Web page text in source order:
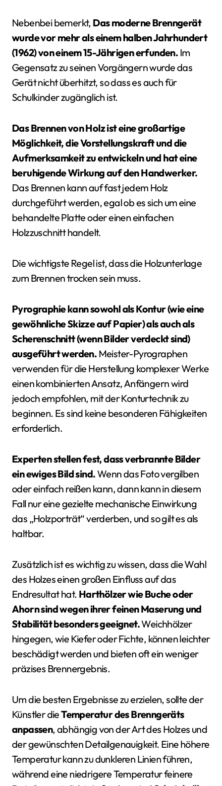
Nebenbei bemerkt, Das moderne Brenngerät
wurde vor mehr als einem halben Jahrhundert
(1962) von einem 15-Jährigen erfunden. Im
Gegensatz zu seinen Vorgängern wurde das
Gerät nicht überhitzt, so dass es auch für
Schulkinder zugänglich ist.
Das Brennen von Holz ist eine großartige
Möglichkeit, die Vorstellungskraft und die
Aufmerksamkeit zu entwickeln und hat eine
beruhigende Wirkung auf den Handwerker.
Das Brennen kann auf fast jedem Holz
durchgeführt werden, egal ob es sich um eine
behandelte Platte oder einen einfachen
Holzzuschnitt handelt.
Die wichtigste Regel ist, dass die Holzunterlage
zum Brennen trocken sein muss.
Pyrographie kann sowohl als Kontur (wie eine
gewöhnliche Skizze auf Papier) als auch als
Scherenschnitt (wenn Bilder verdeckt sind)
ausgeführt werden. Meister-Pyrographen
verwenden für die Herstellung komplexer Werke
einen kombinierten Ansatz, Anfängern wird
jedoch empfohlen, mit der Konturtechnik zu
beginnen. Es sind keine besonderen Fähigkeiten
erforderlich.
Experten stellen fest, dass verbrannte Bilder
ein ewiges Bild sind.Wenn das Foto vergilben
oder einfach reißen kann, dann kann in diesem
Fall nur eine gezielte mechanische Einwirkung
das „Holzporträt“ verderben, und so gilt es als
haltbar.
Zusätzlich ist es wichtig zu wissen, dass die Wahl
des Holzes einen großen Einfluss auf das
Endresultat hat. Harthölzer wie Buche oder
Ahorn sind wegen ihrer feinen Maserung und
Stabilität besonders geeignet.Weichhölzer
hingegen, wie Kiefer oder Fichte, können leichter
beschädigt werden und bieten oft ein weniger
präzises Brennergebnis.
Um die besten Ergebnisse zu erzielen, sollte der
Künstler dieTemperatur des Brenngeräts
anpassen, abhängig von der Art des Holzes und
der gewünschten Detailgenauigkeit. Eine höhere
Temperatur kann zu dunkleren Linien führen,
während eine niedrigere Temperatur feinere